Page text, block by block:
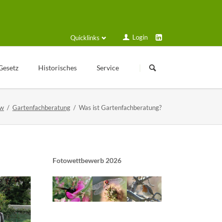
Login
Quicklinks
überspringen
Historisches
Texte zur Geschichte
Service
Formulare und Anträge
Sammelmappe
Gartenfreund online
Kalender
Gartenfachberatung Was ist Gartenfachberatung?
Fotowettbewerb 2026